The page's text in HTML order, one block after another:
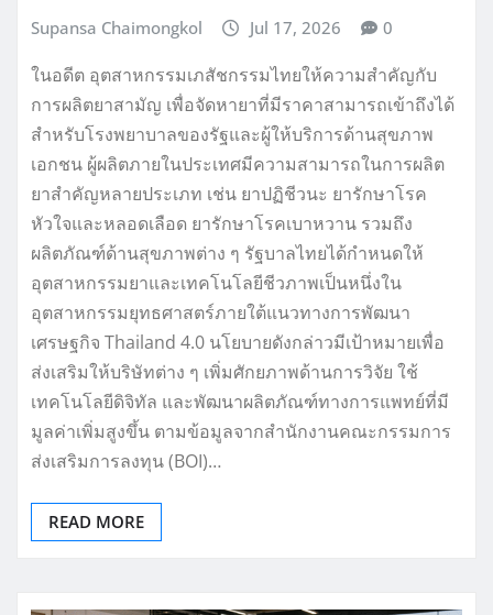
Supansa Chaimongkol Jul 17, 2026 0
ในอดีต อุตสาหกรรมเภสัชกรรมไทยให้ความสำคัญกับ
การผลิตยาสามัญ เพื่อจัดหายาที่มีราคาสามารถเข้าถึงได้
สำหรับโรงพยาบาลของรัฐและผู้ให้บริการด้านสุขภาพ
เอกชน ผู้ผลิตภายในประเทศมีความสามารถในการผลิต
ยาสำคัญหลายประเภท เช่น ยาปฏิชีวนะ ยารักษาโรค
หัวใจและหลอดเลือด ยารักษาโรคเบาหวาน รวมถึง
ผลิตภัณฑ์ด้านสุขภาพต่าง ๆ รัฐบาลไทยได้กำหนดให้
อุตสาหกรรมยาและเทคโนโลยีชีวภาพเป็นหนึ่งใน
อุตสาหกรรมยุทธศาสตร์ภายใต้แนวทางการพัฒนา
เศรษฐกิจ Thailand 4.0 นโยบายดังกล่าวมีเป้าหมายเพื่อ
ส่งเสริมให้บริษัทต่าง ๆ เพิ่มศักยภาพด้านการวิจัย ใช้
เทคโนโลยีดิจิทัล และพัฒนาผลิตภัณฑ์ทางการแพทย์ที่มี
มูลค่าเพิ่มสูงขึ้น ตามข้อมูลจากสำนักงานคณะกรรมการ
ส่งเสริมการลงทุน (BOI)…
READ MORE